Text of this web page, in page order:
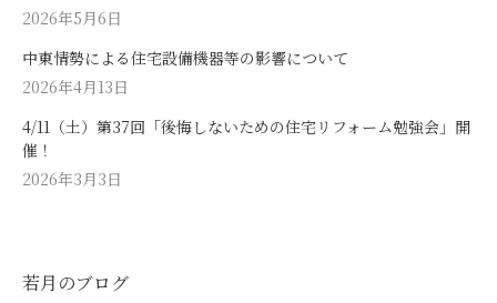
2026年5月6日
中東情勢による住宅設備機器等の影響について
2026年4月13日
4/11（土）第37回「後悔しないための住宅リフォーム勉強会」開
催！
2026年3月3日
若月のブログ